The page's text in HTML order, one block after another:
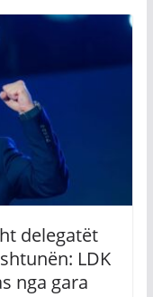
delegatët
LDK
nga gara